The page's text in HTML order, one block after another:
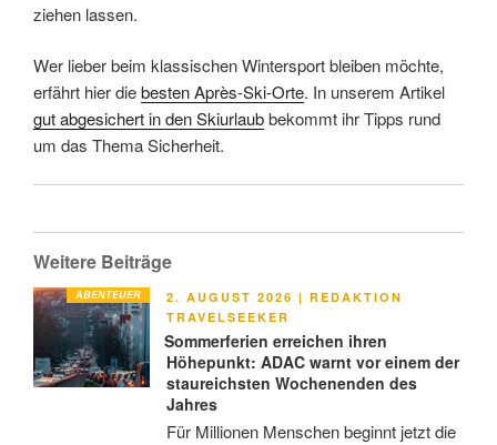
ziehen lassen.
Wer lieber beim klassischen Wintersport bleiben möchte,
erfährt hier diebesten Après-Ski-Orte. In unserem Artikel
gut abgesichert in den Skiurlaubbekommt ihr Tipps rund
um das Thema Sicherheit.
Weitere Beiträge
ABENTEUER
VERÖFFENTLICHT
AM
2. AUGUST 2026 | REDAKTION
TRAVELSEEKER
Sommerferien erreichen ihren
Höhepunkt: ADAC warnt vor einem der
staureichsten Wochenenden des
Jahres
Für Millionen Menschen beginnt jetzt die